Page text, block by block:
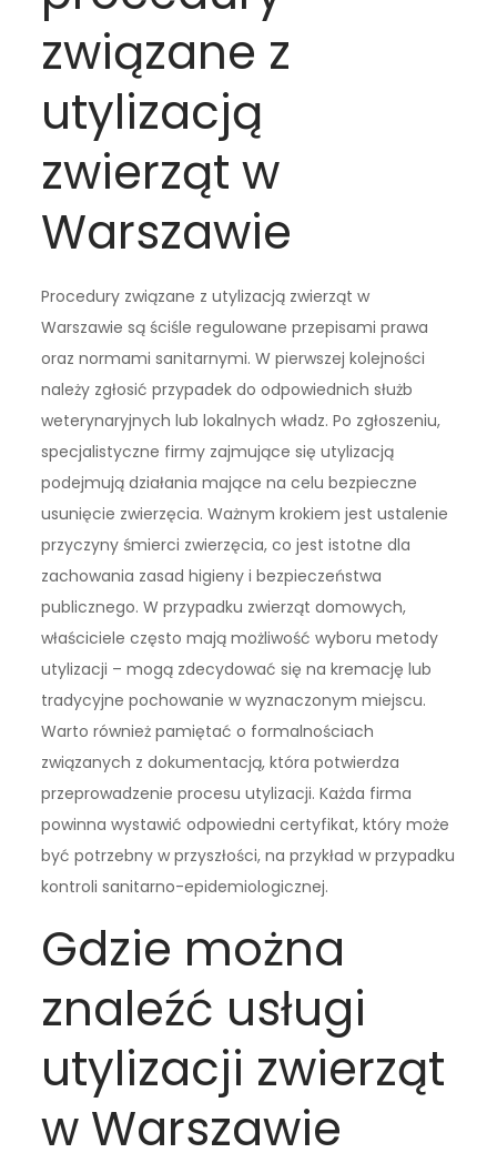
związane z
utylizacją
zwierząt w
Warszawie
Procedury związane z utylizacją zwierząt w
Warszawie są ściśle regulowane przepisami prawa
oraz normami sanitarnymi. W pierwszej kolejności
należy zgłosić przypadek do odpowiednich służb
weterynaryjnych lub lokalnych władz. Po zgłoszeniu,
specjalistyczne firmy zajmujące się utylizacją
podejmują działania mające na celu bezpieczne
usunięcie zwierzęcia. Ważnym krokiem jest ustalenie
przyczyny śmierci zwierzęcia, co jest istotne dla
zachowania zasad higieny i bezpieczeństwa
publicznego. W przypadku zwierząt domowych,
właściciele często mają możliwość wyboru metody
utylizacji – mogą zdecydować się na kremację lub
tradycyjne pochowanie w wyznaczonym miejscu.
Warto również pamiętać o formalnościach
związanych z dokumentacją, która potwierdza
przeprowadzenie procesu utylizacji. Każda firma
powinna wystawić odpowiedni certyfikat, który może
być potrzebny w przyszłości, na przykład w przypadku
kontroli sanitarno-epidemiologicznej.
Gdzie można
znaleźć usługi
utylizacji zwierząt
w Warszawie